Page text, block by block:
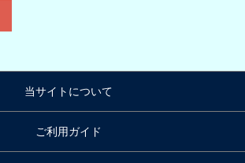
当サイトについて
ご利用ガイド